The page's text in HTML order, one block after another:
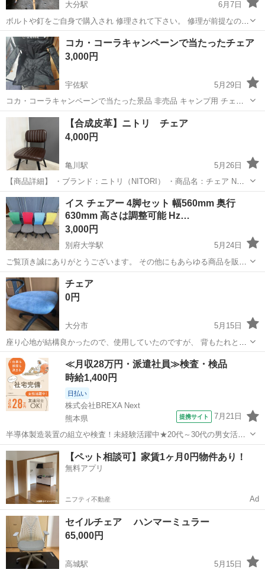
大分駅
6月7日
ボルトや釘をご自身で購入され 修理されて下さい。 修理が前提なので
ご理解いただける方のみご検討ください。 1脚の販売です。
大分 大分市 椅子
コカ・コーラキャンペーンで当たったチェア
3,000円
宇佐駅
5月29日
コカ・コーラキャンペーンで当たった景品 非売品 キャンプ用 チェア
黒 下に物をおく所と ドリンクおける所があります 未使用品 当方は 使
う事がないので出品です 収納袋にいれていたので折りジワご了承くだ
さいm(_ _)m...
大分 豊後高田市 宇佐駅 椅子
【合成皮革】ニトリ チェア
4,000円
亀川駅
5月26日
【商品詳細】 ・ブランド：ニトリ（NITORI） ・商品名：チェア Nシ
ールド ゲーリック2 ・サイズ：幅465×奥行550×高さ805mm（座面高
455mm） ・カラー：ダークブラウン ・素材：合成皮革（Nシールド）
× ス...
大分 別府市 合成皮革
イス チェアー 4脚セット 幅560mm 奥行
630mm 高さは調整可能 Hz…
3,000円
別府大学駅
5月24日
ご覧頂き誠にありがとうございます。 その他にもあらゆる商品を販売
しております。 よろしければ商品一覧ページをご覧下さい(^-^)
https://jmty.jp/s/profiles/60ae33e186b27139d1...
大分 別府市
チェア
0円
大分市
5月15日
座り心地が結構良かったので、使用していたのですが、 背もたれと、
片方の肘置きが外れてしまいました。折れてはいないので、修理でき
る方なら、元通りになるかもしれませんが、保証はできない事を了承
願います。 単体でも椅子としては使え...
大分 大分市 椅子 背もたれ
≪月収28万円・派遣社員≫検査・検品
時給1,400円
日払い
株式会社BREXA Next
熊本県
提携サイト 7月21日
半導体製造装置の組立や検査！未経験活躍中★20代～30代の男女活躍
中★ワンルーム寮完備！赴任旅費会社負担！マイカー通勤OK！無料駐
車場あり！正社員登用あり！《熊本県菊池郡大津町》 人気の工場のお
仕事 ◇半導体製造装置の組立...
熊本 その他
【ペット相談可】家賃1ヶ月0円物件あり！
無料アプリ
ニフティ不動産 Ad
セイルチェア ハンマーミュラー
65,000円
高城駅
5月15日